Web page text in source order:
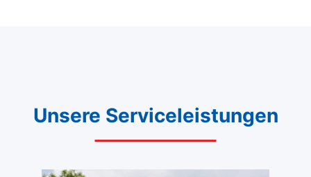
Unsere Serviceleistungen